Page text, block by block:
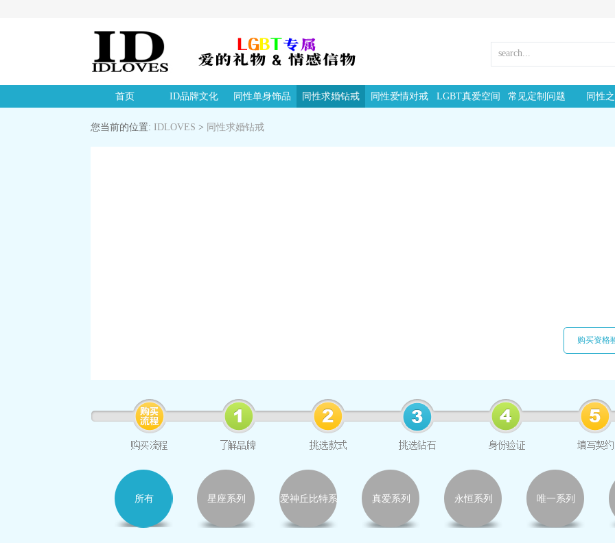
首页 ID品牌文化 同性单身饰品 同性求婚钻戒 同性爱情对戒 LGBT真爱空间 常见定制问题 同性
您当前的位置: IDLOVES > 同性求婚钻戒
购买资格
所有 星座系列 爱神丘比特系 真爱系列 永恒系列 唯一系列